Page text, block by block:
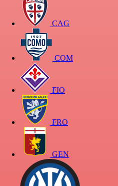
CAG
COM
FIO
FRO
GEN